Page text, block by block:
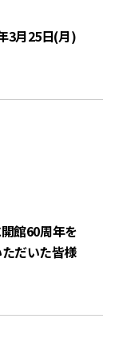
3月25日(月)
館60周年を
だいた皆様